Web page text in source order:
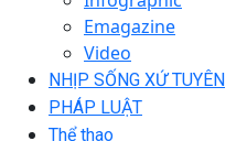
Emagazine
Video
NHỊP SỐNG XỨ TUYÊN
PHÁP LUẬT
Thể thao